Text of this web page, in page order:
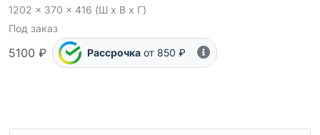
1202 x 370 x 416 (Ш x В x Г)
Под заказ
5100 ₽ Рассрочка от 850 ₽